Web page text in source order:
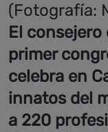
(Fotografía:
El consejero
primer
celebra en
innatos del
a 220